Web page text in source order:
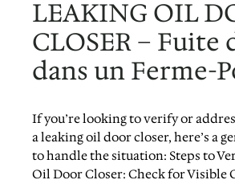
LEAKING OIL
CLOSER – Fuite
dans un Ferme-
If you’re looking to verify or
a leaking oil door closer, here’s a
to handle the situation: Steps to
Oil Door Closer: Check for Visible